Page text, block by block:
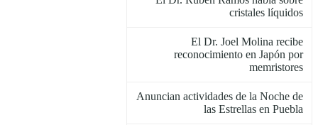
cristales líquidos
El Dr. Joel Molina recibe
reconocimiento en Japón por
memristores
Anuncian actividades de la Noche de
las Estrellas en Puebla